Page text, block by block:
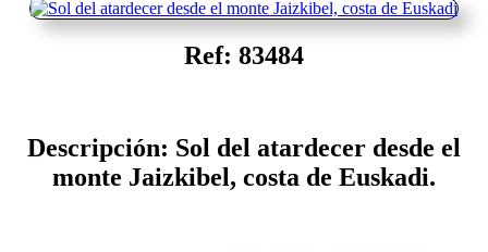
Ref: 83484
Descripción: Sol del atardecer desde el
monte Jaizkibel, costa de Euskadi.